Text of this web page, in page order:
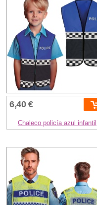
6,40 €
Chaleco policía azul infantil